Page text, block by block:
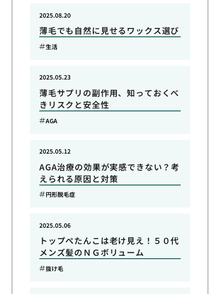
薄毛でも自然に見せるワックス選び
2025.08.20
生活
薄毛サプリの副作用、知っておくべ
きリスクと安全性
2025.05.23
AGA
AGA治療の効果が実感できない？考
えられる原因と対策
2025.05.12
円形脱毛症
トップぺたんこは老け見え！５０代
メンズ髪のＮＧボリューム
2025.05.06
抜け毛